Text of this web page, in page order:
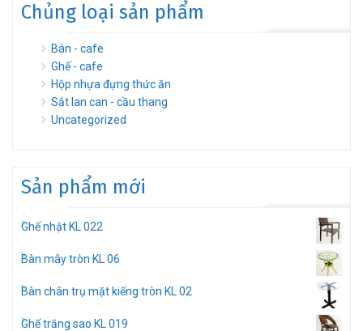
Chủng loại sản phẩm
Bàn - cafe
Ghế - cafe
Hộp nhựa đựng thức ăn
Sắt lan can - cầu thang
Uncategorized
Sản phẩm mới
Ghế nhật KL 022
Bàn mây tròn KL 06
Bàn chân trụ mặt kiếng tròn KL 02
Ghế trăng sao KL 019